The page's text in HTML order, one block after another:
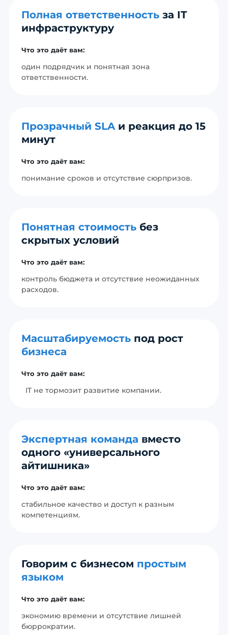
Полная ответственность за IT
инфраструктуру
Что это даёт вам:
один подрядчик и понятная зона
ответственности.
Прозрачный SLA и реакция до 15
минут
Что это даёт вам:
понимание сроков и отсутствие сюрпризов.
Понятная стоимость без
скрытых условий
Что это даёт вам:
контроль бюджета и отсутствие неожиданных
расходов.
Масштабируемость под рост
бизнеса
Что это даёт вам:
IT не тормозит развитие компании.
Экспертная команда вместо
одного «универсального
айтишника»
Что это даёт вам:
стабильное качество и доступ к разным
компетенциям.
Говорим с бизнесом простым
языком
Что это даёт вам:
экономию времени и отсутствие лишней
бюррократии.